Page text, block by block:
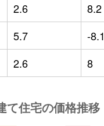
2.6 8.2
5.7 -8.1
2.6 8